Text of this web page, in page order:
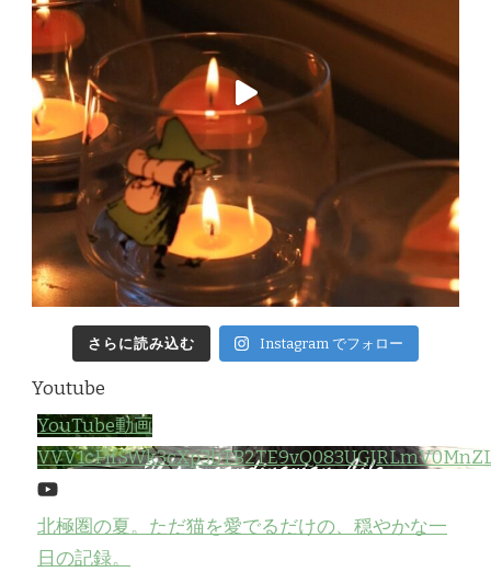
さらに読み込む Instagram でフォロー
Youtube
YouTube動画
北極圏の夏。ただ猫を愛でるだけの、穏やかな一
日の記録。